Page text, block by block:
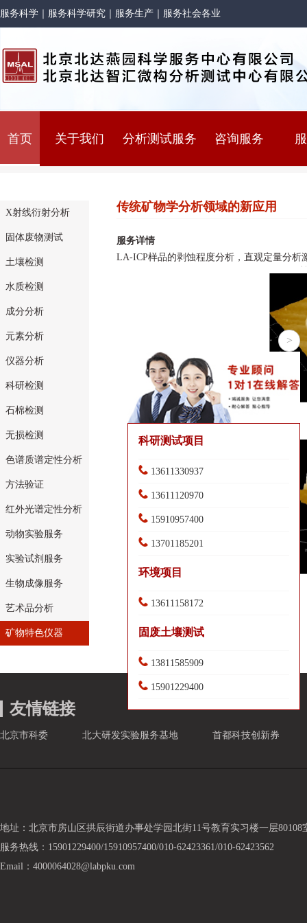
服务科学｜服务科学研究｜服务生产｜服务社会各业
首页 关于我们 分析测试服务 咨询服务
X射线衍射分析
固体废物测试
土壤检测
水质检测
成分分析
元素分析
仪器分析
科研检测
石棉检测
无损检测
色谱质谱定性分析
方法验证
红外光谱定性分析
动物实验服务
实验试剂服务
生物成像服务
艺术品分析
矿物特色仪器
传统矿物学分析领域的新应用
服务详情
LA-ICP样品的剥蚀程度分析，直观定量分析
友情链接
北京市科委 北大研发实验服务基地 首都科技创新券
地址：北京市房山区拱辰街道办事处学园北街11号教育实习楼一层80108
服务热线：15901229400/15910957400/010-62423361/010-62423562
Email：4000064028@labpku.com
>
科研测试项目
13611330937
13611120970
15910957400
13701185201
环境项目
13611158172
固废土壤测试
13811585909
15901229400